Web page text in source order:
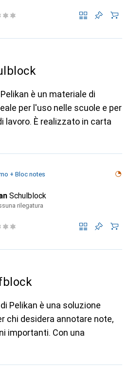
è un materiale di
per l'uso nelle scuole e per
lavoro. È realizzato in carta
+ Bloc notes
Schulblock
rilegatura
Pelikan è una soluzione
chi desidera annotare note,
importanti. Con una